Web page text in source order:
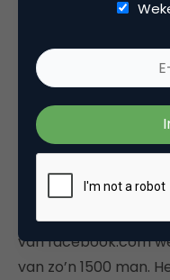
aanpassingen in je
randsinrepose
Key note speech
Sarah Lacy
Facebook
De key note viel
van facebook.com
van zo’n 1500 man.